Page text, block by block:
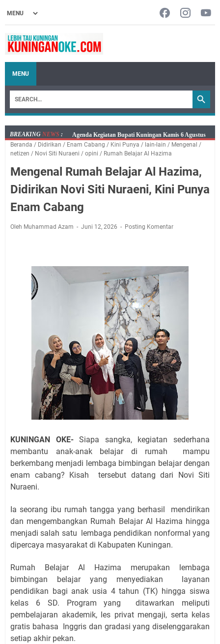
MENU
BREAKING NEWS :
Kamis 6 Agustus 2026 Mobil Samling Ada di Alun-alun
Luragung, Ini Persyaratan dan Besaran Biayanya
Agustus 2026 Ada di Empat Titik
Embun Pagi Kamis 6 Agustus 2026: Tidak Semua
Keterlambatan Berarti Kegagalan
Setiap Noda Ada Pembersihnya, Salat Bisa Menjadi
Ini Lokasi Samling Kuningan Rabu 5 Agustus 2026
Rabu 5 Agustus 2026 Mobil SIM Keliling Kuningan Ada
Embun Pagi Rabu 5 Agustus 2026: Tidak Perlu Iri, Kita
Punya Takdir Masing-masing, Hidup yang Terlihat
Mewah, Belum Tentu Indah
Merdeka dari Hawa Nafsu: Korupsi, Judi, dan Maksiat
Agenda Kegiatan Bupati Kuningan Kamis 6 Agustus
2026 Ada Tiga Acara
Beranda / Didirikan / Enam Cabang / Kini Punya / lain-lain / Mengenal /
netizen / Novi Siti Nuraeni / opini / Rumah Belajar Al Hazima
Mengenal Rumah Belajar Al Hazima,
Didirikan Novi Siti Nuraeni, Kini Punya
Enam Cabang
Oleh Muhammad Azam Juni 12, 2026 Posting Komentar
KUNINGAN OKE-Siapa sangka, kegiatan sederhana
membantu anak-anak belajar di rumah mampu
berkembang menjadi lembaga bimbingan belajar dengan
enam cabang? Kisah tersebut datang dari Novi Siti
Nuraeni.
Ia seorang ibu rumah tangga yang berhasil mendirikan
dan mengembangkan Rumah Belajar Al Hazima hingga
menjadi salah satu lembaga pendidikan nonformal yang
dipercaya masyarakat di Kabupaten Kuningan.
Rumah Belajar Al Hazima merupakan lembaga
bimbingan belajar yang menyediakan layanan
pendidikan bagi anak usia 4 tahun (TK) hingga siswa
kelas 6 SD. Program yang ditawarkan meliputi
pembelajaran akademik, les privat mengaji, serta kelas
gratis bahasa Inggris dan gradasi yang diselenggarakan
setiap akhir pekan.